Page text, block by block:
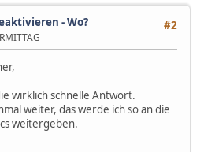
#2
- Wo?
wirklich schnelle Antwort.
weiter, das werde ich so an die
weitergeben.